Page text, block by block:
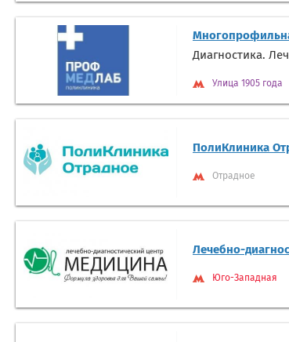
Диагностика.
Улица 1905 года
ПолиКлиника
Отрадное
Лечебно-
Юго-Западная